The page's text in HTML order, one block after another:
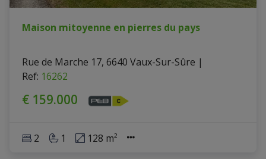
Maison mitoyenne en pierres du pays
Rue de Marche 17, 6640 Vaux-Sur-Sûre |
Ref: 16262
€ 159.000
2 1 128 m²